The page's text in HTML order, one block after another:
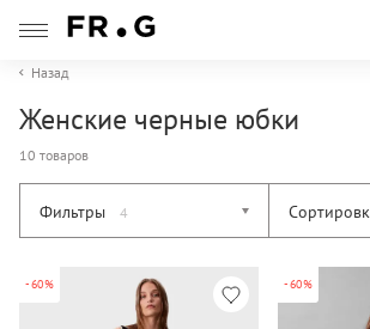
Назад
Женские черные юбки
10 товаров
Фильтры 4
-60% -60%